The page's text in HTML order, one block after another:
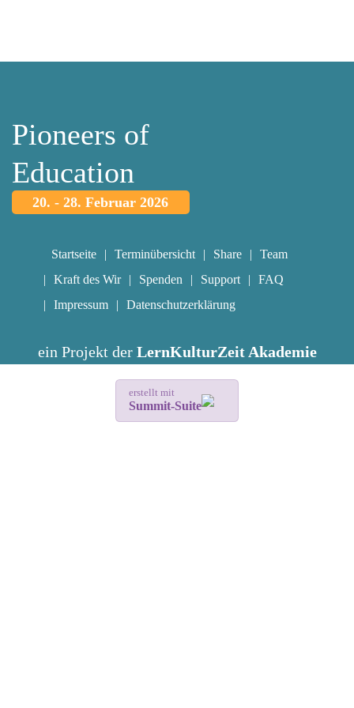
Pioneers of
Education
20. - 28. Februar 2026
Startseite Terminübersicht Share
Team
Kraft des Wir
Spenden Support
FAQ
Impressum
Datenschutzerklärung
ein Projekt der LernKulturZeit Akademie
erstellt mit
Summit-Suite